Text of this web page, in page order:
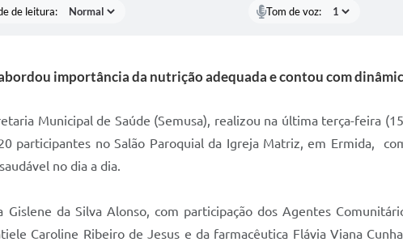
de leitura: Tom de voz:
importância da nutrição adequada e contou com
Municipal de Saúde (Semusa), realizou na última terça-feira
participantes no Salão Paroquial da Igreja Matriz, em Ermida,
no dia a dia.
da Silva Alonso, com participação dos Agentes
Caroline Ribeiro de Jesus e da farmacêutica Flávia Viana